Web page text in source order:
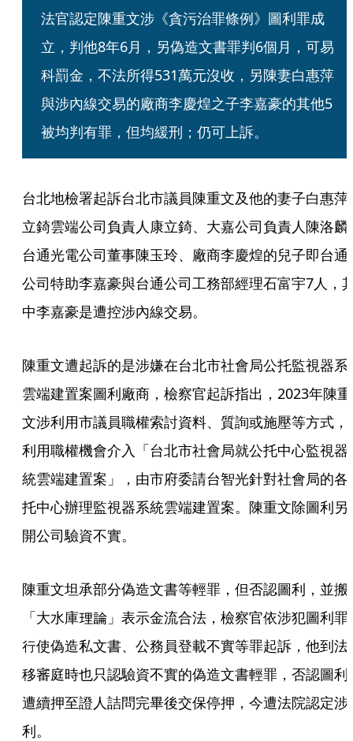
法官認定陳重文涉《貪污治罪條例》圖利罪成
立，判他8年6月，另偽造文書罪判6個月，可易
科罰金，不法所得531萬元沒收，另陳妻白惠萍
與涉內線交易的廠商李慶煌之子李嘉豪的其他5
被均判有罪，但均緩刑；仍可上訴。
台北地檢署起訴台北市議員陳重文及他的妻子白惠萍
立錡雲端公司負責人康立錡、大嘉公司負責人陳洛麟
台通光電公司董事陳玉玲、廠商李慶煌的兒子即台通
公司特助李嘉豪與台通公司工務部經理石富宇7人，
中李嘉豪是遭控涉內線交易。
陳重文遭起訴的是涉嫌在台北市社會局公托監視器系
雲端建置案圖利廠商，檢察官起訴指出，2023年陳重
文涉利用市議員職權索討資料、質詢或施壓等方式，
利用職權機會介入「台北市社會局就公托中心監視器
統雲端建置案」，由市府委請台智光針對社會局的各
托中心辦理監視器系統雲端建置案。陳重文除圖利另
開公司驗資不實。
陳重文坦承部分偽造文書等輕罪，但否認圖利，並搬
「大水庫理論」表示金流合法，檢察官依涉犯圖利罪
行使偽造私文書、公務員登載不實等罪起訴，他到法
移審庭時也只認驗資不實的偽造文書輕罪，否認圖利
遭續押至證人詰問完畢後交保停押，今遭法院認定涉
利。